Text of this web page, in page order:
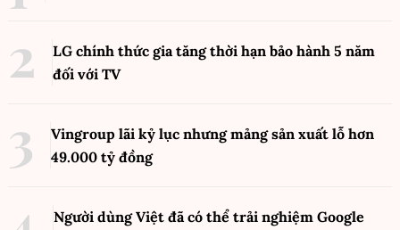
LG chính thức gia tăng thời hạn bảo hành 5 năm
đối với TV
Vingroup lãi kỷ lục nhưng mảng sản xuất lỗ hơn
49.000 tỷ đồng
Người dùng Việt đã có thể trải nghiệm Google